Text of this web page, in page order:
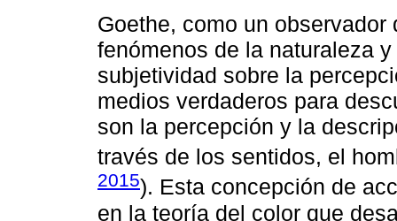
Goethe, como un
fenómenos de la naturaleza
subjetividad sobre la
medios verdaderos para
son la percepción y la
través de los sentidos, el
2015). Esta concepción de
en la teoría del color que